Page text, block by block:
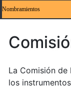
Nombramientos
La Comisión
los